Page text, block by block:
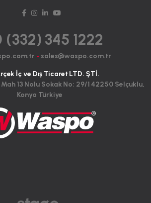
(332) 345 1222
- sales@waspo.com.tr
İç ve Dış Ticaret LTD. ŞTİ.
Mah 13 Nolu Sokak No: 29/1 42250 Selçuklu,
Konya Türkiye